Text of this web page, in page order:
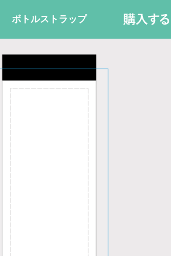
ボトルストラップ